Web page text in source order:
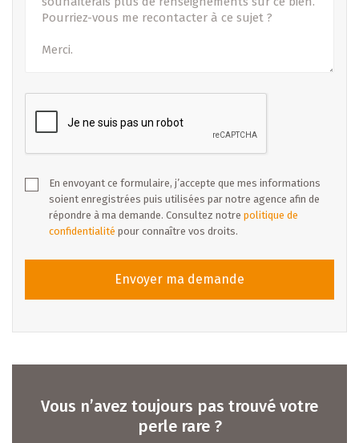
En envoyant ce formulaire, j’accepte que mes informations
soient enregistrées puis utilisées par notre agence afin de
répondre à ma demande. Consultez notre politique de
confidentialité pour connaître vos droits.
Envoyer ma demande
Vous n’avez toujours pas trouvé votre
perle rare ?